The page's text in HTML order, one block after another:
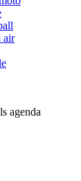
air
agenda